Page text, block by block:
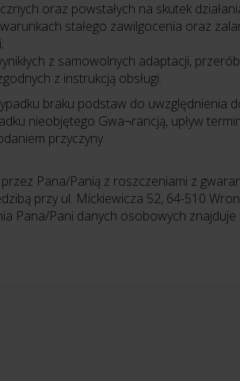
oraz powstałych na skutek
stałego zawilgocenia oraz
z samowolnych adaptacji,
z instrukcją obsługi.
braku podstaw do uwzględnienia
nieobjętego Gwa¬rancją, upływ
przyczyny.
Pana/Panią z roszczeniami z
przy ul. Mickiewicza 52, 64-510
Pana/Pani danych osobowych